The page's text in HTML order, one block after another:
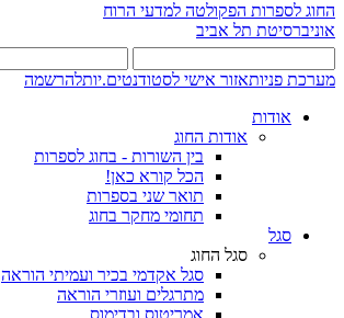
החוג לספרות הפקולטה למדעי הרוח
אוניברסיטת תל אביב
מערכת פניותאזור אישי לסטודנטים.יותלהרשמה
אודות
אודות החוג
בין השורות - בחוג לספרות
הכל קורא כאן!
תואר שני בספרות
תחומי מחקר בחוג
סגל
סגל החוג
סגל אקדמי בכיר ועמיתי הוראה
מתרגלים ועוזרי הוראה
אמריטוס ובדימוס